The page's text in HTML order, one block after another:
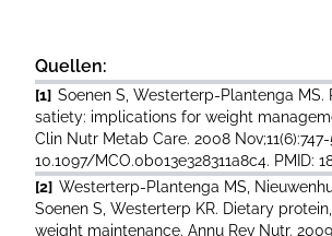
Quellen:
[1] Soenen S, Westerterp-Plantenga MS.
satiety: implications for weight
Clin Nutr Metab Care. 2008 Nov;11(6):747-
10.1097/MCO.0b013e328311a8c4. PMID:
[2] Westerterp-Plantenga MS,
Soenen S, Westerterp KR. Dietary
weight maintenance. Annu Rev Nutr.